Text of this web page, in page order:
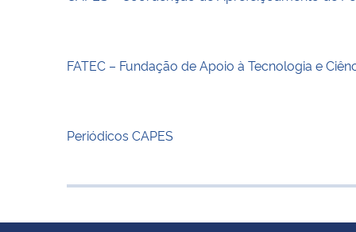
FATEC – Fundação de Apoio à Tecnologia e
Periódicos CAPES